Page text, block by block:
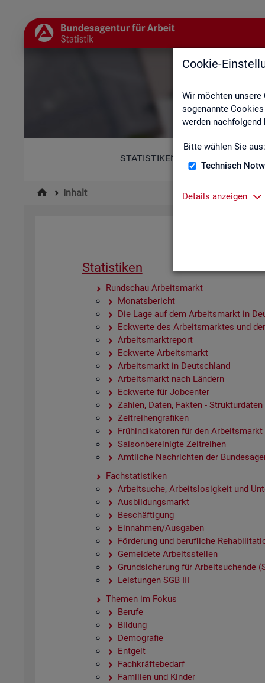
Cookie-
Wir möchten unsere
sogenannte
werden
Bitte wählen Sie aus:
Technisch
Details anzeigen
STATISTIKEN
Inhalt
Sta­tis­ti­ken
Rund­schau Ar­beits­markt
Mo­nats­be­richt
Die Lage auf dem Ar­beits­markt in
Eck­wer­te des Ar­beits­mark­tes und
Ar­beits­markt­re­port
Eck­wer­te Ar­beits­markt
Ar­beits­markt in Deutsch­land
Ar­beits­markt nach Län­dern
Eck­wer­te für Job­cen­ter
Zah­len, Daten, Fak­ten -
Zeit­rei­hen­gra­fi­ken
Früh­in­di­ka­to­ren für den Ar­beits­markt
Sai­son­be­rei­nig­te Zeit­rei­hen
Amt­li­che Nach­rich­ten der
Fach­sta­tis­ti­ken
Ar­beit­su­che, Ar­beits­lo­sig­keit und
Aus­bil­dungs­markt
Be­schäf­ti­gung
Ein­nah­men/Aus­ga­ben
För­de­rung und be­ruf­li­che
Ge­mel­de­te Ar­beits­stel­len
Grund­si­che­rung für Ar­beit­su­chen­de
Leis­tun­gen SGB III
The­men im Fokus
Be­ru­fe
Bil­dung
De­mo­gra­fie
Ent­gelt
Fach­kräf­te­be­darf
Fa­mi­li­en und Kin­der